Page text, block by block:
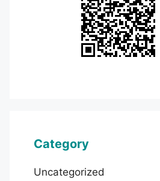
Category
Uncategorized